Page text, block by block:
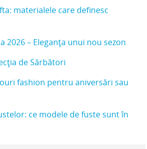
materialele care definesc
2026 – Eleganța unui nou sezon
de Sărbători
fashion pentru aniversări sau
ce modele de fuste sunt în